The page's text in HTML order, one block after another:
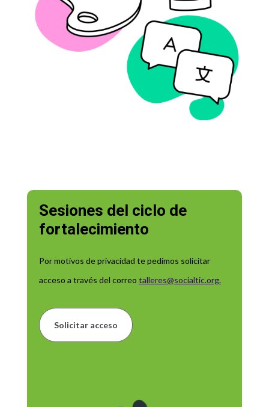
Sesiones del ciclo de
fortalecimiento
Por motivos de privacidad te pedimos solicitar
acceso a través del correo talleres@socialtic.org.
Solicitar acceso